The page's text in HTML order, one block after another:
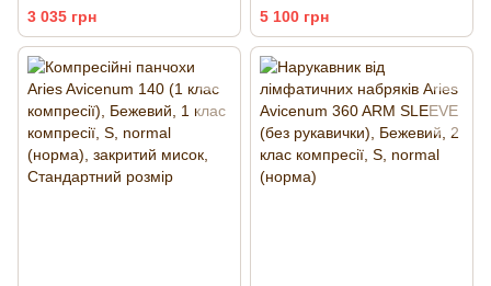
компресії)
3 035 грн
компресії)
5 100 грн